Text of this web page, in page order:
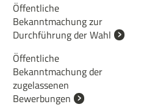
Öffentliche
Bekanntmachung zur
Durchführung der Wahl
Öffentliche
Bekanntmachung der
zugelassenen
Bewerbungen